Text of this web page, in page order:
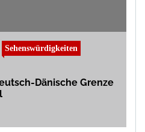
Sehenswürdigkeiten
Dänische Grenze